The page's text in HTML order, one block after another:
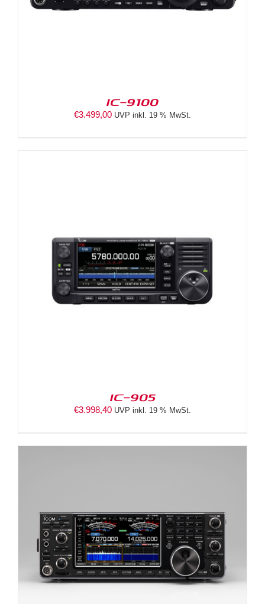
IC-9100
€3.499,00 UVP inkl. 19 % MwSt.
IC-905
€3.998,40 UVP inkl. 19 % MwSt.